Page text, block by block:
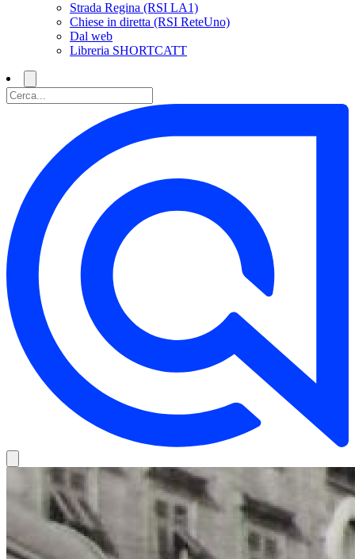
Strada Regina (RSI LA1)
Chiese in diretta (RSI ReteUno)
Dal web
Libreria SHORTCATT